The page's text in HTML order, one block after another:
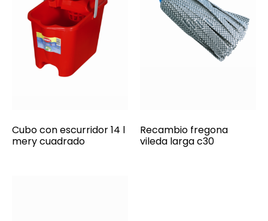
Cubo con escurridor 14 l
mery cuadrado
Recambio fregona
vileda larga c30